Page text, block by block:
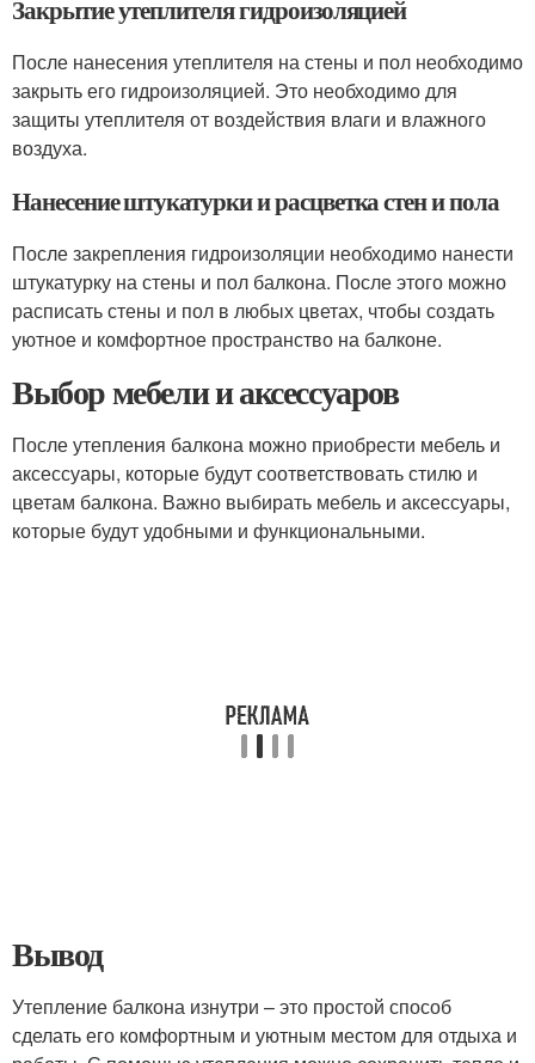
Закрытие утеплителя гидроизоляцией
После нанесения утеплителя на стены и пол необходимо
закрыть его гидроизоляцией. Это необходимо для
защиты утеплителя от воздействия влаги и влажного
воздуха.
Нанесение штукатурки и расцветка стен и пола
После закрепления гидроизоляции необходимо нанести
штукатурку на стены и пол балкона. После этого можно
расписать стены и пол в любых цветах, чтобы создать
уютное и комфортное пространство на балконе.
Выбор мебели и аксессуаров
После утепления балкона можно приобрести мебель и
аксессуары, которые будут соответствовать стилю и
цветам балкона. Важно выбирать мебель и аксессуары,
которые будут удобными и функциональными.
Вывод
Утепление балкона изнутри – это простой способ
сделать его комфортным и уютным местом для отдыха и